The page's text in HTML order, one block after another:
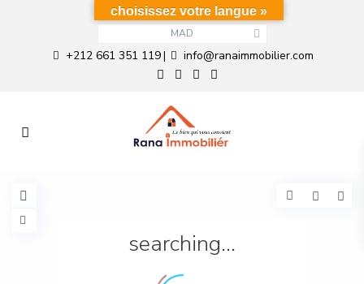
MAD
+212 661 351 119| info@ranaimmobilier.com
searching...
choisissez votre langue »